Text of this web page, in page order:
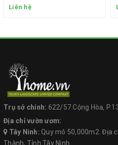
Liên hệ
Trụ sở chính: 622/57 Cộng Hòa,
Địa chỉ vườn ươm:
Tây Ninh: Quy mô 50,000m2. Địa
Thành, Tỉnh Tây Ninh.